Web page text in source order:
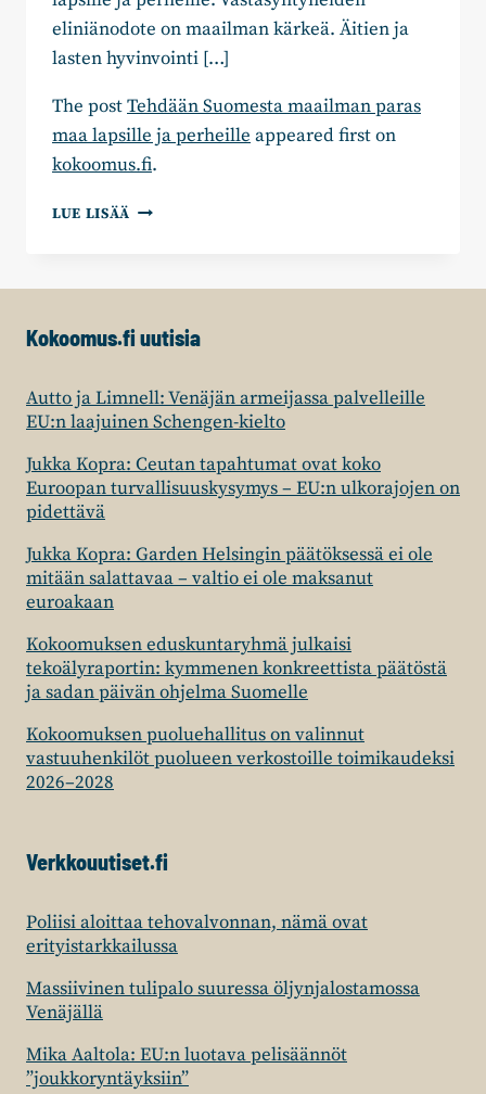
eliniänodote on maailman kärkeä. Äitien ja
lasten hyvinvointi […]
The postTehdään Suomesta maailman paras
maa lapsille ja perheille appeared first on
kokoomus.fi.
LUE LISÄÄ TEHDÄÄN
JA
Kokoomus.fi uutisia
Autto ja Limnell: Venäjän armeijassa palvelleille
EU:n laajuinen Schengen-kielto
Jukka Kopra: Ceutan tapahtumat ovat koko
Euroopan turvallisuuskysymys – EU:n ulkorajojen on
pidettävä
Jukka Kopra: Garden Helsingin päätöksessä ei ole
mitään salattavaa – valtio ei ole maksanut
euroakaan
Kokoomuksen eduskuntaryhmä julkaisi
tekoälyraportin: kymmenen konkreettista päätöstä
ja sadan päivän ohjelma Suomelle
Kokoomuksen puoluehallitus on valinnut
vastuuhenkilöt puolueen verkostoille toimikaudeksi
2026–2028
Verkkouutiset.fi
Poliisi aloittaa tehovalvonnan, nämä ovat
erityistarkkailussa
Massiivinen tulipalo suuressa öljynjalostamossa
Venäjällä
Mika Aaltola: EU:n luotava pelisäännöt
”joukkoryntäyksiin”